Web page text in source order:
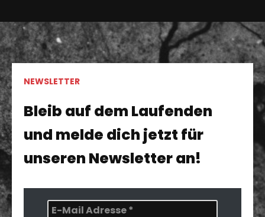
NEWSLETTER
Bleib auf dem Laufenden
und melde dich jetzt für
unseren Newsletter an!